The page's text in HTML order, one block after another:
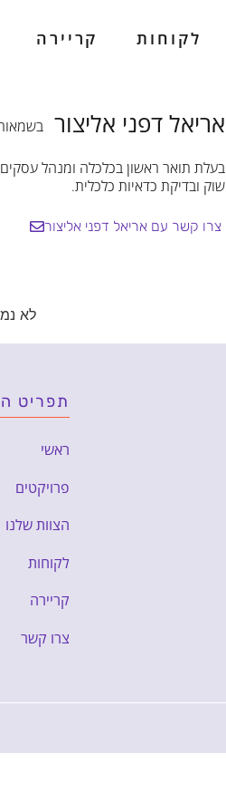
לקוחות קריירה לקוחות קריירה
אריאל דפני אליצור
בעלת תואר ראשון בכלכלה ומנהל
שוק ובדיקת כדאיות כלכלית.
צרו קשר עם אריאל דפני אליצור
לא
תפריט
ראשי
פרויקטים
הצוות שלנו
לקוחות
קריירה
צרו קשר